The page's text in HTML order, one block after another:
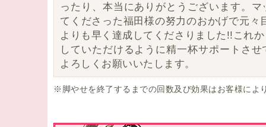
ったり、本当にありがとうございます。
てくださった福田様の努力のおかげで元々
よりも早く達成してくださりました!!これ
していただけるように精一杯サポートさ
よろしくお願いいたします。
※脚やせを終了するまでの回数及び効果はお客様によ